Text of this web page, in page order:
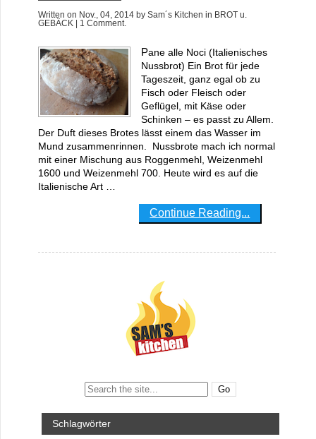
Written on Nov., 04, 2014 by Sam´s Kitchen in BROT u.
GEBÄCK
| 1 Comment.
Pane alle Noci (Italienisches
Nussbrot) Ein Brot für jede
Tageszeit, ganz egal ob zu
Fisch oder Fleisch oder
Geflügel, mit Käse oder
Schinken – es passt zu Allem.
Der Duft dieses Brotes lässt einem das Wasser im
Mund zusammenrinnen. Nussbrote mach ich normal
mit einer Mischung aus Roggenmehl, Weizenmehl
1600 und Weizenmehl 700. Heute wird es auf die
Italienische Art …
Continue Reading...
Search:
Schlagwörter